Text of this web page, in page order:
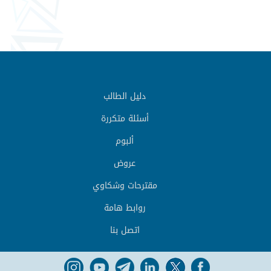
دليل الطالب
أسئلة متكررة
ألبوم
عروض
مقترحات وشكاوي
روابط هامة
اتصل بنا